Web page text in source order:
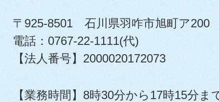
〒925-8501 石川県羽咋市旭町ア200
電話：0767-22-1111(代)
【法人番号】2000020172073
【業務時間】8時30分から17時15分ま